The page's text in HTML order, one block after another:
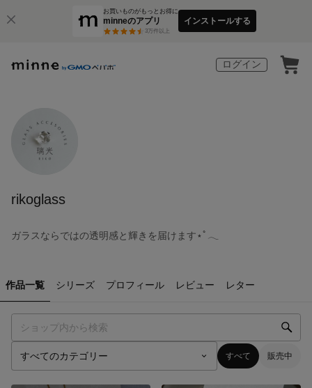
お買いものがもっとお得に
minneのアプリ
3万件以上
インストールする
ログイン
rikoglass
ガラスならではの透明感と輝きを届けます⋆ﾟ𓂃
作品一覧 シリーズ プロフィール レビュー レター
すべて 販売中